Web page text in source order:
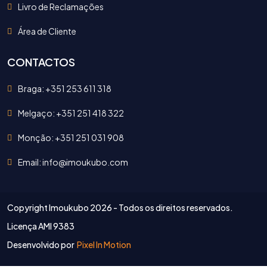
Livro de Reclamações
Área de Cliente
CONTACTOS
Braga: +351 253 611 318
Melgaço: +351 251 418 322
Monção: +351 251 031 908
Email: info@imoukubo.com
Copyright Imoukubo 2026 - Todos os direitos reservados.
Licença AMI 9383
Desenvolvido por Pixel In Motion